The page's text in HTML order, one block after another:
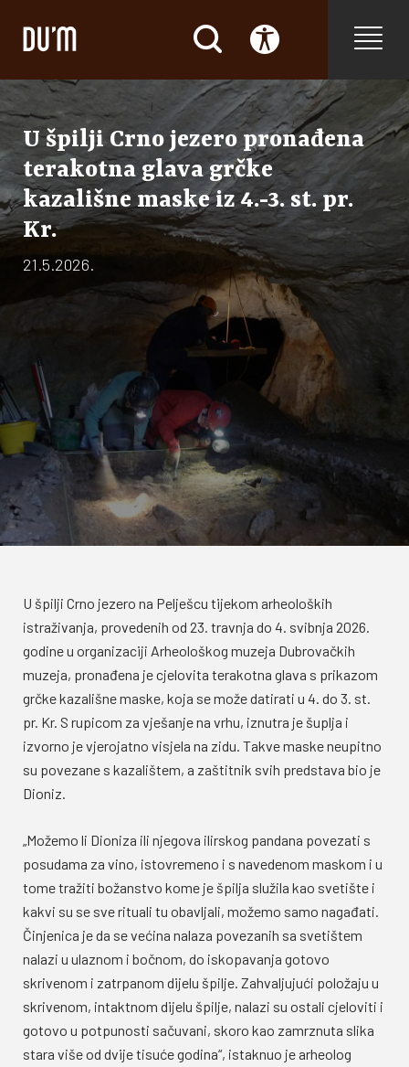
U špilji Crno jezero pronađena
terakotna glava grčke
kazališne maske iz 4.-3. st. pr.
Kr.
21.5.2026.
U špilji Crno jezero na Pelješcu tijekom arheoloških
istraživanja, provedenih od 23. travnja do 4. svibnja 2026.
godine u organizaciji Arheološkog muzeja Dubrovačkih
muzeja, pronađena je cjelovita terakotna glava s prikazom
grčke kazališne maske, koja se može datirati u 4. do 3. st.
pr. Kr. S rupicom za vješanje na vrhu, iznutra je šuplja i
izvorno je vjerojatno visjela na zidu. Takve maske neupitno
su povezane s kazalištem, a zaštitnik svih predstava bio je
Dioniz.
„Možemo li Dioniza ili njegova ilirskog pandana povezati s
posudama za vino, istovremeno i s navedenom maskom i u
tome tražiti božanstvo kome je špilja služila kao svetište i
kakvi su se sve rituali tu obavljali, možemo samo nagađati.
Činjenica je da se većina nalaza povezanih sa svetištem
nalazi u ulaznom i bočnom, do iskopavanja gotovo
skrivenom i zatrpanom dijelu špilje. Zahvaljujući položaju u
skrivenom, intaktnom dijelu špilje, nalazi su ostali cjeloviti i
gotovo u potpunosti sačuvani, skoro kao zamrznuta slika
stara više od dvije tisuće godina“, istaknuo je arheolog